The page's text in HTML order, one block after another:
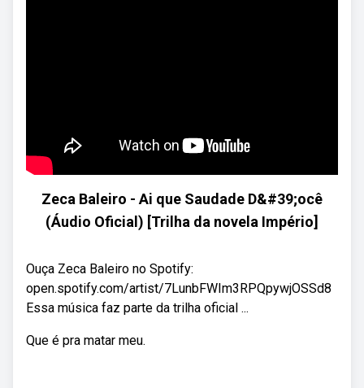
Zeca Baleiro - Ai que Saudade D&#39;ocê
(Áudio Oficial) [Trilha da novela Império]
Ouça Zeca Baleiro no Spotify:
open.spotify.com/artist/7LunbFWIm3RPQpywjOSSd8
Essa música faz parte da trilha oficial ...
Que é pra matar meu.